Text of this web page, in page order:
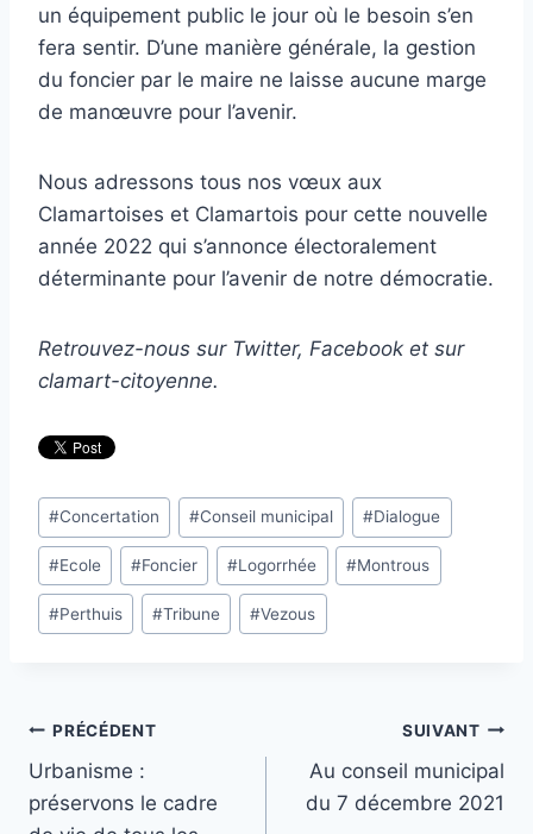
un équipement public le jour où le besoin s’en
fera sentir. D’une manière générale, la gestion
du foncier par le maire ne laisse aucune marge
de manœuvre pour l’avenir.
Nous adressons tous nos vœux aux
Clamartoises et Clamartois pour cette nouvelle
année 2022 qui s’annonce électoralement
déterminante pour l’avenir de notre démocratie.
Retrouvez-nous sur Twitter, Facebook et sur
clamart-citoyenne.
Étiquettes
de
la
publication :
#Concertation #Conseil municipal #Dialogue
#Ecole #Foncier #Logorrhée #Montrous
#Perthuis #Tribune #Vezous
Navigation
de
PRÉCÉDENT
Urbanisme :
préservons le cadre
SUIVANT
Au conseil municipal
du 7 décembre 2021